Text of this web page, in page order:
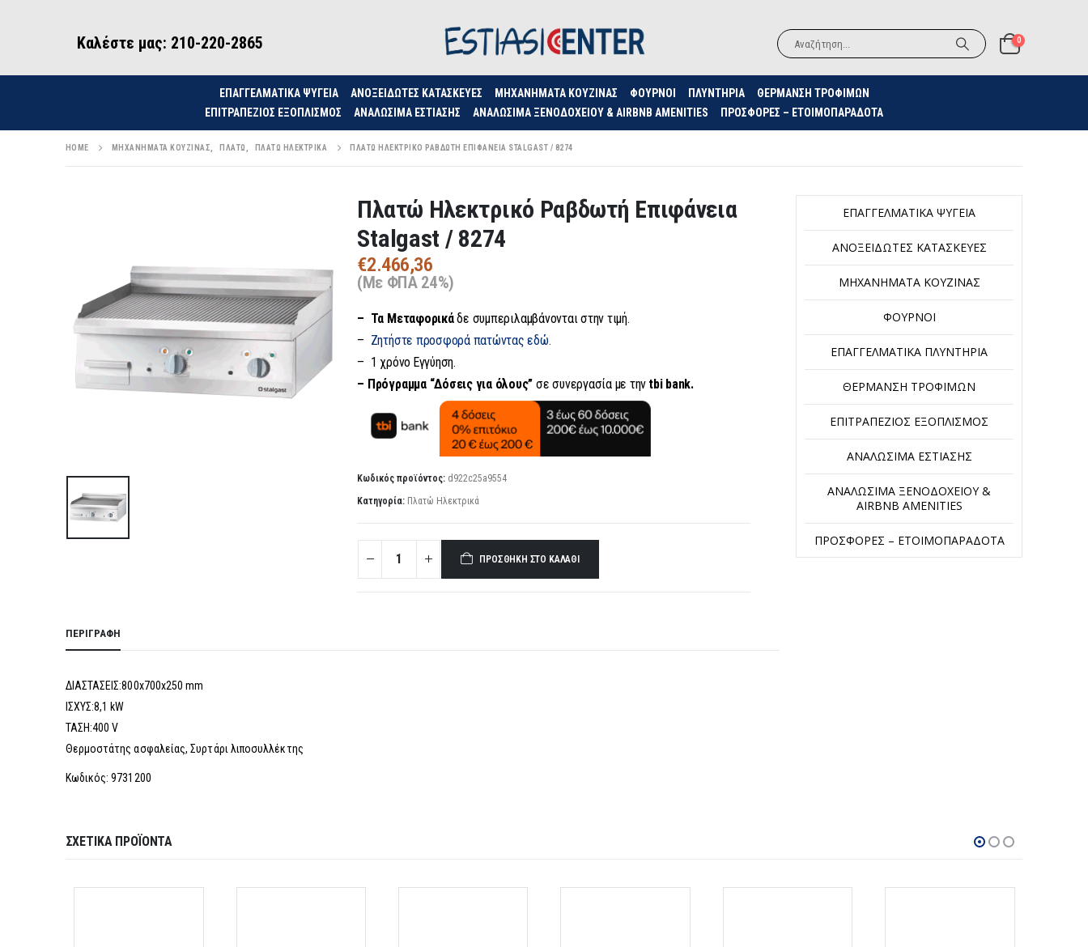
Καλέστε μας: 210-220-2865 0
ΕΠΑΓΓΕΛΜΑΤΙΚΑ ΨΥΓΕΙΑ ΑΝΟΞΕΊΔΩΤΕΣ ΚΑΤΑΣΚΕΥΈΣ ΜΗΧΑΝΉΜΑΤΑ ΚΟΥΖΊΝΑΣ ΦΟΥΡΝΟΙ ΠΛΥΝΤΗΡΙΑ
ΘΈΡΜΑΝΣΗ ΤΡΟΦΊΜΩΝ
ΕΠΙΤΡΑΠΈΖΙΟΣ ΕΞΟΠΛΙΣΜΌΣ
ΑΝΑΛΏΣΙΜΑ ΕΣΤΊΑΣΗΣ ΑΝΑΛΏΣΙΜΑ ΞΕΝΟΔΟΧΕΊΟΥ & AIRBNB AMENITIES ΠΡΟΣΦΟΡΈΣ – ΕΤΟΙΜΟΠΑΡΆΔΟΤΑ
HOME ΜΗΧΑΝΉΜΑΤΑ ΚΟΥΖΊΝΑΣ ΠΛΑΤΏ ΠΛΑΤΏ ΗΛΕΚΤΡΙΚΆ ΠΛΑΤΏ ΗΛΕΚΤΡΙΚΌ ΡΑΒΔΩΤΉ ΕΠΙΦΆΝΕΙΑ STALGAST / 8274
Πλατώ Ηλεκτρικό Ραβδωτή Επιφάνεια
Stalgast / 8274
€2.466,36
(Με ΦΠΑ 24%)
– Τα Μεταφορικάδε συμπεριλαμβάνονται στην τιμή.
– Ζητήστε προσφορά πατώντας εδώ.
– 1 χρόνο Εγγύηση.
– Πρόγραμμα “Δόσεις για όλους” σε συνεργασία με την tbi bank.
Κωδικός προϊόντος: d922c25a9554
Κατηγορία: Πλατώ Ηλεκτρικά
ΠΡΟΣΘΉΚΗ ΣΤΟ ΚΑΛΆΘΙ
ΠΕΡΙΓΡΑΦΉ
ΔΙΑΣΤΑΣΕΙΣ:800x700x250 mm
ΙΣΧΥΣ:8,1 kW
ΤΑΣΗ:400 V
Θερμοστάτης ασφαλείας, Συρτάρι λιποσυλλέκτης
Κωδικός: 9731200
ΕΠΑΓΓΕΛΜΑΤΙΚΆ ΨΥΓΕΊΑ
ΑΝΟΞΕΊΔΩΤΕΣ ΚΑΤΑΣΚΕΥΈΣ
ΜΗΧΑΝΉΜΑΤΑ ΚΟΥΖΊΝΑΣ
ΦΟΎΡΝΟΙ
ΕΠΑΓΓΕΛΜΑΤΙΚΆ ΠΛΥΝΤΉΡΙΑ
ΘΈΡΜΑΝΣΗ ΤΡΟΦΊΜΩΝ
ΕΠΙΤΡΑΠΈΖΙΟΣ ΕΞΟΠΛΙΣΜΌΣ
ΑΝΑΛΏΣΙΜΑ ΕΣΤΊΑΣΗΣ
ΑΝΑΛΏΣΙΜΑ ΞΕΝΟΔΟΧΕΊΟΥ &
AIRBNB AMENITIES
ΠΡΟΣΦΟΡΈΣ – ΕΤΟΙΜΟΠΑΡΆΔΟΤΑ
ΣΧΕΤΙΚΆ ΠΡΟΪΌΝΤΑ